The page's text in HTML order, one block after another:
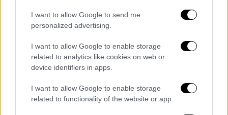
I want to allow Google to send me
personalized advertising.
I want to allow Google to enable storage
related to analytics like cookies on web or
device identifiers in apps.
I want to allow Google to enable storage
related to functionality of the website or app.
ΕΛ.ΑΣ.
Περιγράφοντας τη στιγμή της επίθεσης, ο
21χρονος είπε ενώπιον των αστυνομικών
πως φώναζε και ο ίδιος στον 55χρονο να
τον
22χρονο φίλο του, χωρίς όμως αποτέλεσμα.